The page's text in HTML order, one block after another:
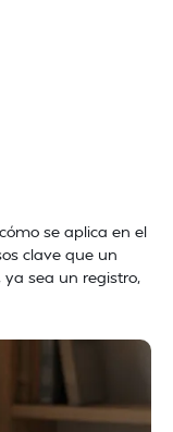
se aplica en el
clave que un
sea un registro,